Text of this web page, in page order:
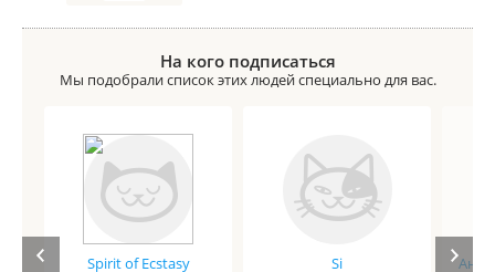
На кого подписаться
Мы подобрали список этих людей специально для вас.
Spirit of Ecstasy Si